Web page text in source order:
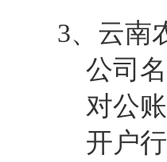
3、云南农
公司名称
对公账号
开户行：